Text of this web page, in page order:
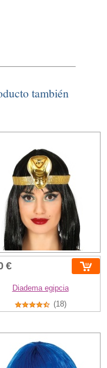
también
€
Diadema egipcia
(18)